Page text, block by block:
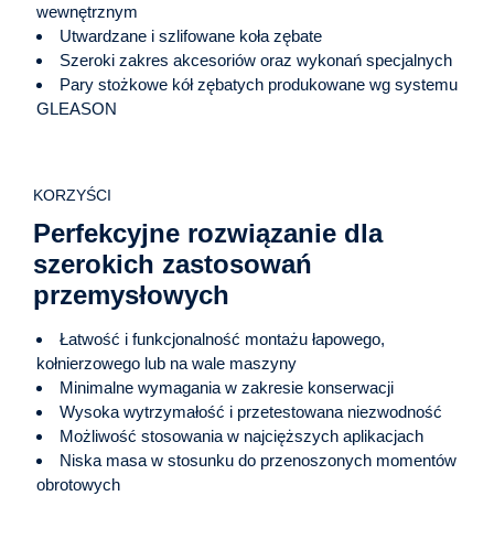
wewnętrznym
Utwardzane i szlifowane koła zębate
Szeroki zakres akcesoriów oraz wykonań specjalnych
Pary stożkowe kół zębatych produkowane wg systemu
GLEASON
KORZYŚCI
Perfekcyjne rozwiązanie dla
szerokich zastosowań
przemysłowych
Łatwość i funkcjonalność montażu łapowego,
kołnierzowego lub na wale maszyny
Minimalne wymagania w zakresie konserwacji
Wysoka wytrzymałość i przetestowana niezwodność
Możliwość stosowania w najcięższych aplikacjach
Niska masa w stosunku do przenoszonych momentów
obrotowych